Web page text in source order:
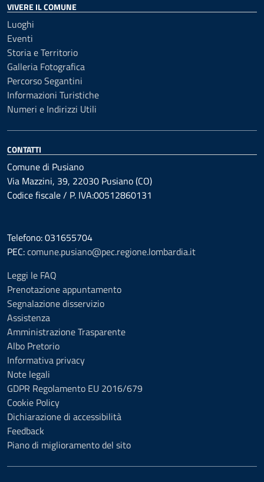
VIVERE IL COMUNE
Luoghi
Eventi
Storia e Territorio
Galleria Fotografica
Percorso Segantini
Informazioni Turistiche
Numeri e Indirizzi Utili
CONTATTI
Comune di Pusiano
Via Mazzini, 39, 22030 Pusiano (CO)
Codice fiscale / P. IVA:00512860131
Telefono: 031655704
PEC:comune.pusiano@pec.regione.lombardia.it
Leggi le FAQ
Prenotazione appuntamento
Segnalazione disservizio
Assistenza
Amministrazione Trasparente
Albo Pretorio
Informativa privacy
Note legali
GDPR Regolamento EU 2016/679
Cookie Policy
Dichiarazione di accessibilità
Feedback
Piano di miglioramento del sito